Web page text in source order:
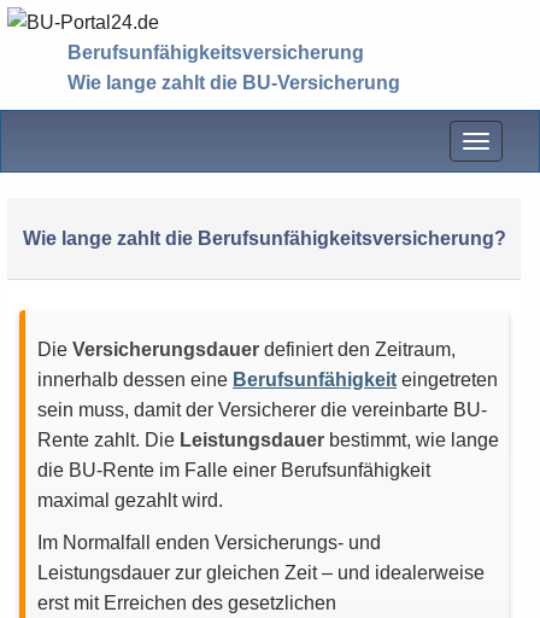
Berufsunfähigkeitsversicherung
Wie lange zahlt die BU-Versicherung
Menü
Wie lange zahlt die Berufsunfähigkeitsversicherung?
Die Versicherungsdauer definiert den Zeitraum,
innerhalb dessen eine Berufsunfähigkeit eingetreten
sein muss, damit der Versicherer die vereinbarte BU-
Rente zahlt. Die Leistungsdauer bestimmt, wie lange
die BU-Rente im Falle einer Berufsunfähigkeit
maximal gezahlt wird.
Im Normalfall enden Versicherungs- und
Leistungsdauer zur gleichen Zeit – und idealerweise
erst mit Erreichen des gesetzlichen